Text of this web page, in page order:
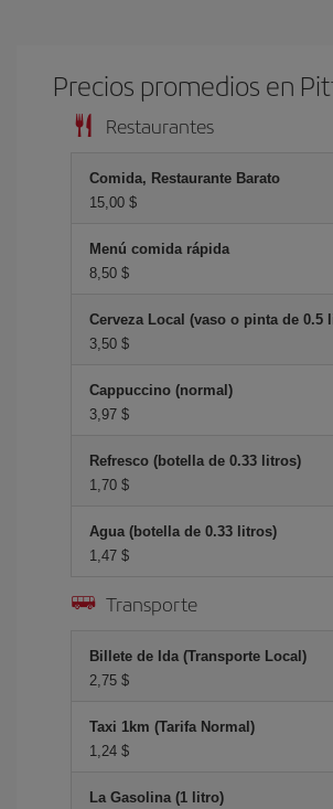
Precios promedios en
Restaurantes
Comida, Restaurante Barato
15,00 $
Menú comida rápida
8,50 $
Cerveza Local (vaso o pinta de 0.5
3,50 $
Cappuccino (normal)
3,97 $
Refresco (botella de 0.33 litros)
1,70 $
Agua (botella de 0.33 litros)
1,47 $
Transporte
Billete de Ida (Transporte Local)
2,75 $
Taxi 1km (Tarifa Normal)
1,24 $
La Gasolina (1 litro)